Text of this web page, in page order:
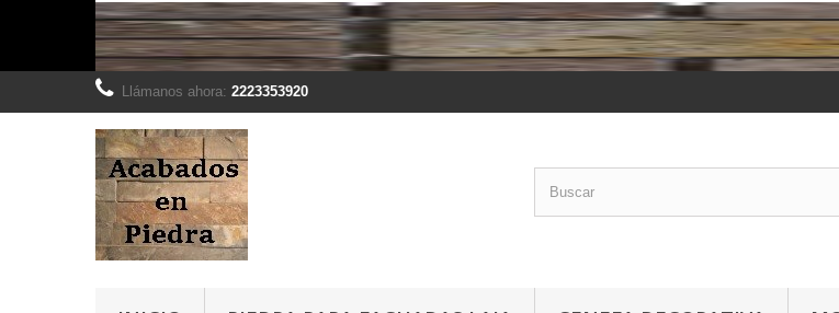
Llámanos ahora: 2223353920